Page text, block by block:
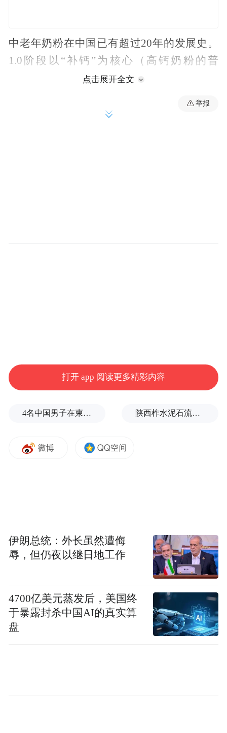
中老年奶粉在中国已有超过20年的发展史。
1.0阶段以“补钙”为核心（高钙奶粉的普
及），2.0阶段加入了“益生菌”“高蛋白”“多维
目前正在兴起的3.0阶段，则是以“关节营养”
二、关节奶粉和普通中老年奶粉有什么不
同？
通常是高钙、高蛋白、维生素D、益生菌等
以市面上较有代表性的关节乳品品牌阿布一
德骨肽优+为例，其配方逻辑是：在优质奶源
（北纬41度黄金奶源带）的基础上，加入了
德国嘉利达富迪格®（FORTIGEL®）专有胶
原蛋白肽和CBP初乳碱性蛋白这两种专项成
分。胶原蛋白肽是胶原蛋白经酶解工艺处理
点击展开全文
举报
打开 app 阅读更多精彩内容
4名中国男子在柬埔寨杀人抛尸，被判无期 陕西柞水泥石流已致2人死亡，仍有1人失联
伊朗总统：外长虽然遭侮
辱，但仍夜以继日地工作
4700亿美元蒸发后，美国终
于暴露封杀中国AI的真实算
盘